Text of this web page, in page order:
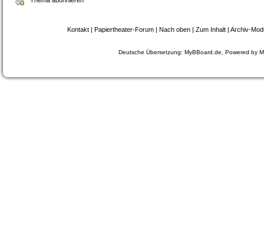
Kontakt | Papiertheater-Forum | Nach oben | Zum Inhalt | Archiv-
Deutsche Übersetzung: MyBBoard.de , Powered by